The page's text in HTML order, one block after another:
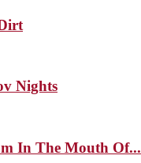
Nights
In The Mouth Of...